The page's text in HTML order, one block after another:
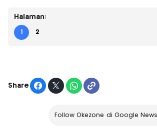
Halaman:
1 2
Share
Follow Okezone di Google News